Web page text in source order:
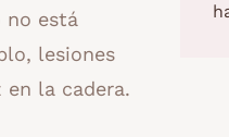
no está
lesiones
la cadera.